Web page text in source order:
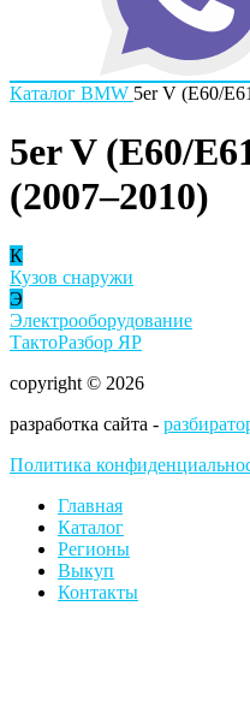
Каталог BMW 5er V (E60/
5er V (E60/
(2007–2010)
К
Кузов снаружи
Э
Электрооборудование
ТактоРазбор ЯР
copyright © 2026
разработка сайта -
Политика
Главная
Каталог
Регионы
Выкуп
Контакты